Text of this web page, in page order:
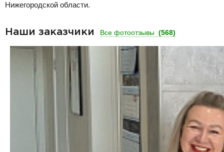
Нижегородской области.
Наши заказчики Все фотоотзывы (568)